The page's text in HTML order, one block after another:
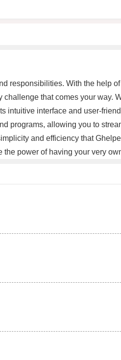
responsibilities. With the help
that comes your way.
intuitive interface and user-
programs, allowing you to
and efficiency that
power of having your very